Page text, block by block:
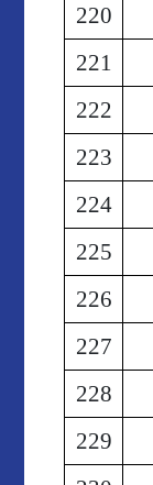
220
221
222
223
224
225
226
227
228
229